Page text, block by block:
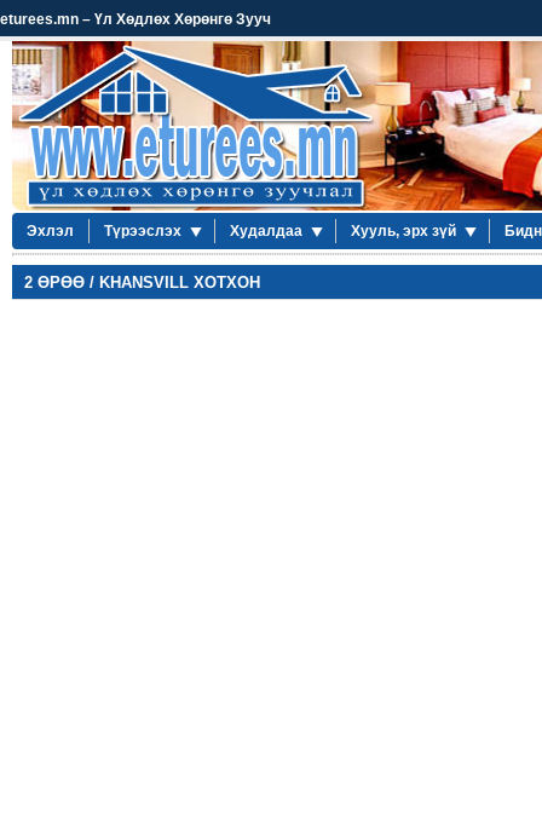
eturees.mn – Үл Хөдлөх Хөрөнгө Зууч
Эхлэл Түрээслэх Худалдаа Хууль, эрх зүй
2 ӨРӨӨ / KHANSVILL ХОТХОН